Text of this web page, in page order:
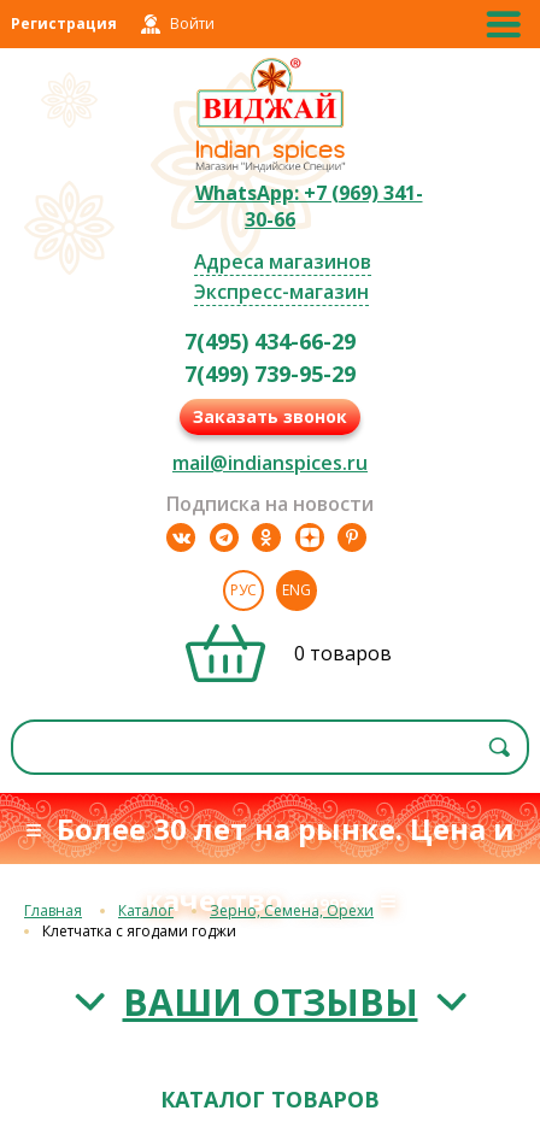
Регистрация Войти
WhatsApp: +7 (969) 341-
30-66
Адреса магазинов
Экспресс-магазин
7(495) 434-66-29
7(499) 739-95-29
Заказать звонок
mail@indianspices.ru
Подписка на новости
РУС ENG
0 товаров
≡ Более 30 лет на рынке. Цена и
качествос 1993 г.≡
Главная Каталог
Зерно, Семена, Орехи
Клетчатка с ягодами годжи
ВАШИ ОТЗЫВЫ
КАТАЛОГ ТОВАРОВ